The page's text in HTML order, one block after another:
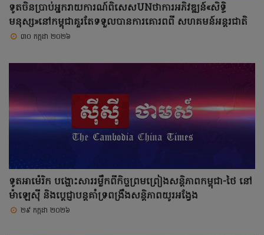
ទូតចិនប្រាប់អ្នករាយការណ៍ពិសេសUNថាការអភិវឌ្ឍន៍«សិទ្ធិ
មនុស្ស»នៅកម្ពុជាគួរតែទទួលបានការគោរពពី សហគមន៍អន្តរជាតិ
៣០ កក្កដា ២០២៦
ទូតអាម៉េរិក បង្ហោះសាររម្លឹកពីកិច្ចព្រមព្រៀងសន្តិភាពកម្ពុជា-ថៃ នៅ
ម៉ាឡេស៊ី និងប្តេជ្ញាបន្តគាំទ្រពង្រឹងសន្តិភាពយូរអង្វែង
២៩ កក្កដា ២០២៦